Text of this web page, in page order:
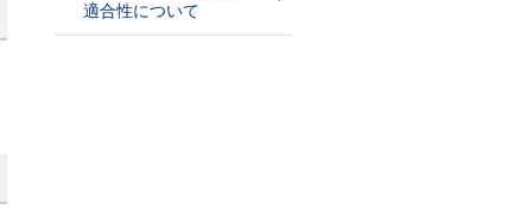
適合性について